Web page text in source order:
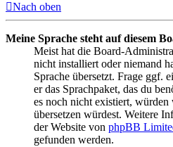
Nach oben
Meine Sprache steht auf diesem
Meist hat die Board-
nicht installiert oder niemand
Sprache übersetzt. Frage ggf.
er das Sprachpaket, das du
es noch nicht existiert,
übersetzen würdest. Weitere
der Website von phpBB
gefunden werden.